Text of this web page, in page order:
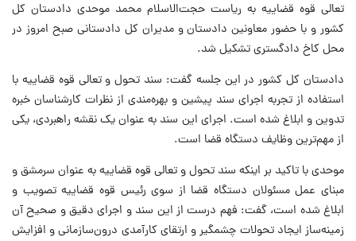
تعالی قوه قضاییه به ریاست حجت‌الاسلام محمد موحدی دادستان کل
کشور و با حضور معاونین دادستان و مدیران کل دادستانی صبح امروز در
محل کاخ دادگستری تشکیل شد.
دادستان کل کشور در این جلسه گفت: سند تحول و تعالی قوه قضاییه با
استفاده از تجربه اجرای سند پیشین و بهره‌مندی از نظرات کارشناسان خبره
تدوین و ابلاغ شده است. اجرای این سند به عنوان یک نقشه راهبردی، یکی
از مهم‌ترین وظایف دستگاه قضا است.
موحدی با تاکید بر اینکه سند تحول و تعالی قوه قضاییه به عنوان سرمشق و
مبنای عمل مسئولان دستگاه قضا از سوی رئیس قوه قضاییه تصویب و
ابلاغ شده است، گفت: فهم درست از این سند و اجرای دقیق و صحیح آن
زمینه‌ساز ایجاد تحولات چشمگیر و ارتقای کارآمدی درون‌سازمانی و افزایش